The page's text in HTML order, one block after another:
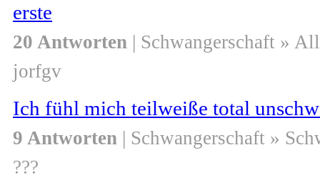
erste
20 Antworten | Schwangerschaft »
jorfgv
Ich fühl mich teilweiße total
9 Antworten | Schwangerschaft »
???